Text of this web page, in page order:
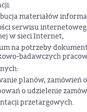
materiałów
serwisu
w sieci Internet,
na potrzeby
badawczych
planów, zamówień
o udzielenie
przetargowych.